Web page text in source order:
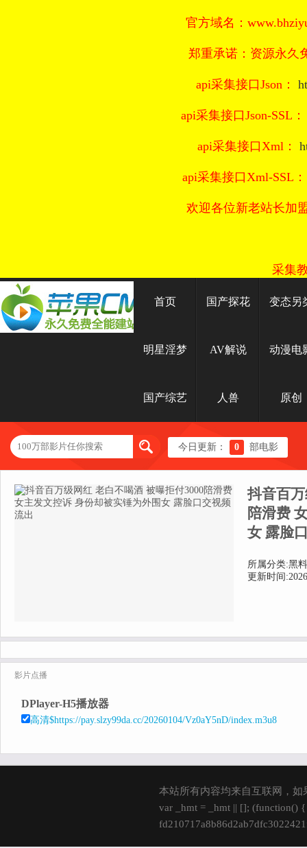
官方域名：
郑重承诺：资源永久
api采集接口Json：
api采集接口Json-SSL
api采集接口Xml：
api采集接口Xml-SSL
欢迎各位新老站长加
采集
首页 国产探花 变态另
明星淫梦 AV解说 动漫电
国产综艺 人兽 原创
今日更新： 0 部电影
抖音百
陪滑费
女 露脸
所属分类:黑
更新时间
影片点播
DPlayer-H5播放器
高清$https://pay.slzy99da.cc/20260104/Vz0aY5nD/index.m3u8
本站所有内容均来自互联网，
var _hmt = _hmt || []; (function() {